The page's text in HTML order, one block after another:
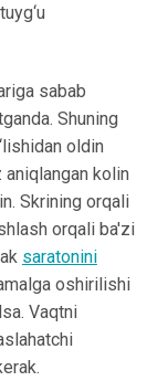
sabab
Shuning
oldin
kolin
Skrining orqali
orqali ba'zi
saratonini
oshirilishi
Vaqtni